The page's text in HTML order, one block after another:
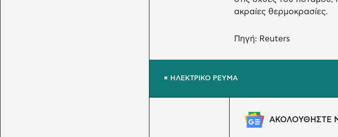
ακραίες θερμοκρασίες.
Πηγή: Reuters
ΗΛΕΚΤΡΙΚΟ ΡΕΥΜΑ
ΑΚΟΛΟΥΘΗΣΤΕ